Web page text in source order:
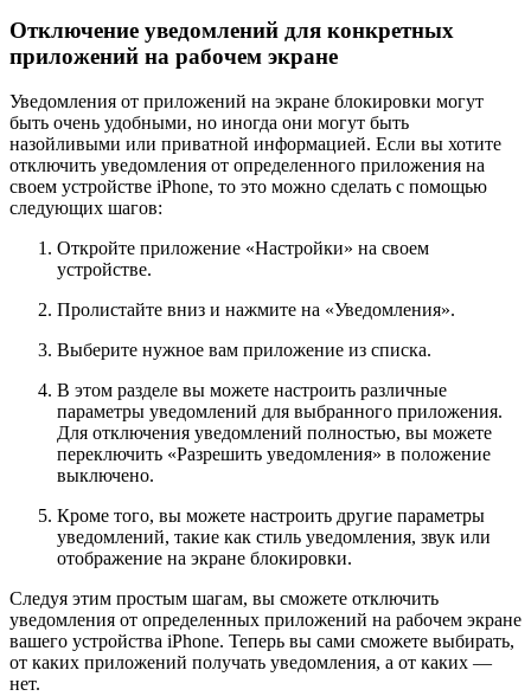
Отключение уведомлений для конкретных
приложений на рабочем экране
Уведомления от приложений на экране блокировки могут
быть очень удобными, но иногда они могут быть
назойливыми или приватной информацией. Если вы хотите
отключить уведомления от определенного приложения на
своем устройстве iPhone, то это можно сделать с помощью
следующих шагов:
Откройте приложение «Настройки» на своем
устройстве.
Пролистайте вниз и нажмите на «Уведомления».
Выберите нужное вам приложение из списка.
В этом разделе вы можете настроить различные
параметры уведомлений для выбранного приложения.
Для отключения уведомлений полностью, вы можете
переключить «Разрешить уведомления» в положение
выключено.
Кроме того, вы можете настроить другие параметры
уведомлений, такие как стиль уведомления, звук или
отображение на экране блокировки.
Следуя этим простым шагам, вы сможете отключить
уведомления от определенных приложений на рабочем экране
вашего устройства iPhone. Теперь вы сами сможете выбирать,
от каких приложений получать уведомления, а от каких —
нет.